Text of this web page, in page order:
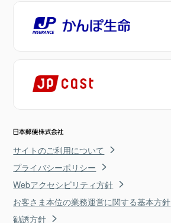
サイトのご利用について
プライバシーポリシー
Webアクセシビリティ方針
お客さま本位の業務運営に関する基本方針
勧誘方針